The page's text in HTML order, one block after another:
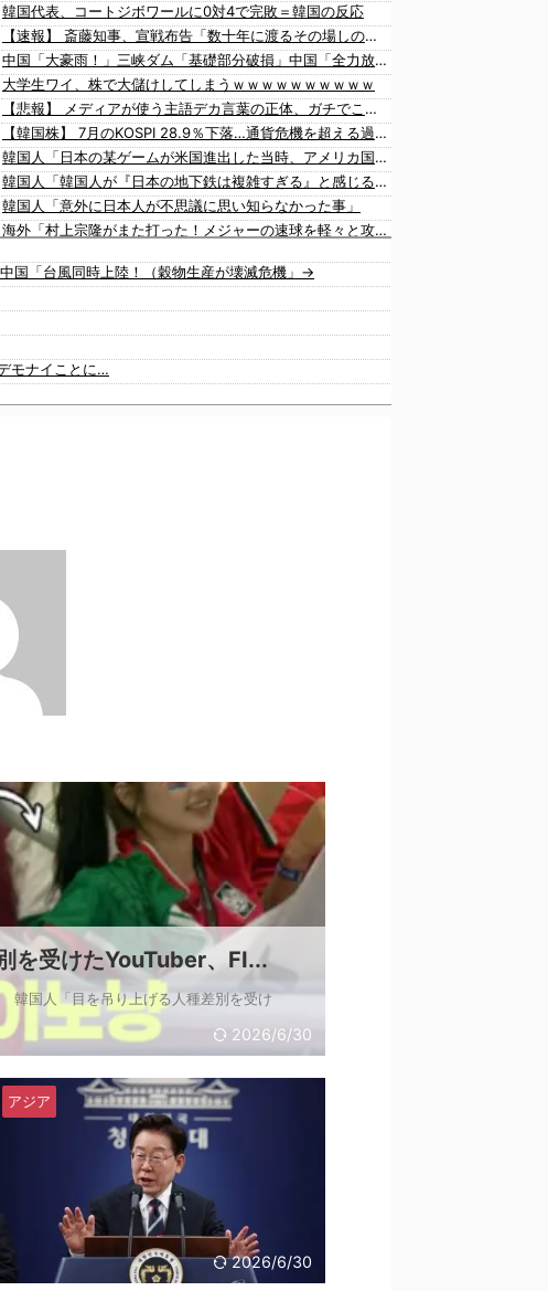
韓国代表、コートジボワールに0対4で完敗＝韓国の反応
【速報】 斎藤知事、宣戦布告「数十年に渡るその場しのぎの不適切会計、私の代でケリをつける」
中国「大豪雨！」三峡ダム「基礎部分破損」中国「全力放流！」台風13号「中国上陸予測」台風15号「中国接近（画像」中国「台風同時上陸！（穀物生産が壊滅危機」→
大学生ワイ、株で大儲けしてしまうｗｗｗｗｗｗｗｗｗｗ
【悲報】 メディアが使う主語デカ言葉の正体、ガチでこれだったｗｗｗｗ
【韓国株】 7月のKOSPI 28.9％下落…通貨危機を超える過去最大の下げ幅
韓国人「日本の某ゲームが米国進出した当時、アメリカ国内で巻き起こった熱狂的ブームの様子がこちら…」＝韓国の反応
韓国人「韓国人が『日本の地下鉄は複雑すぎる』と感じる驚きの理由がこちらです‥」→「あまりの難易度の高さに冷や汗をかいた‥」
韓国人「意外に日本人が不思議に思い知らなかった事」
海外「村上宗隆がまた打った！メジャーの速球を軽々と攻略する26号ホームランがこちら…」
国「台風同時上陸！（穀物生産が壊滅危機」→
モナイことに…
かいた‥」
2026/6/30
を受けたYouTuber、FI...
韓国人「目を吊り上げる人種差別を受け
2026/6/30
アジア